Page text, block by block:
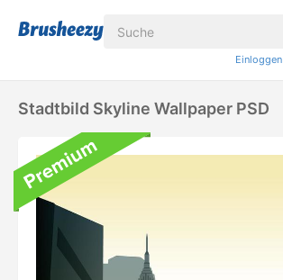
Einloggen
Stadtbild Skyline Wallpaper PSD